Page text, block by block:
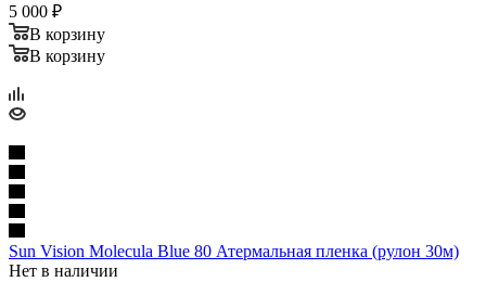
5 000 ₽
В корзину
В корзину
Sun Vision Molecula Blue 80 Атермальная пленка (рулон 30м)
Нет в наличии